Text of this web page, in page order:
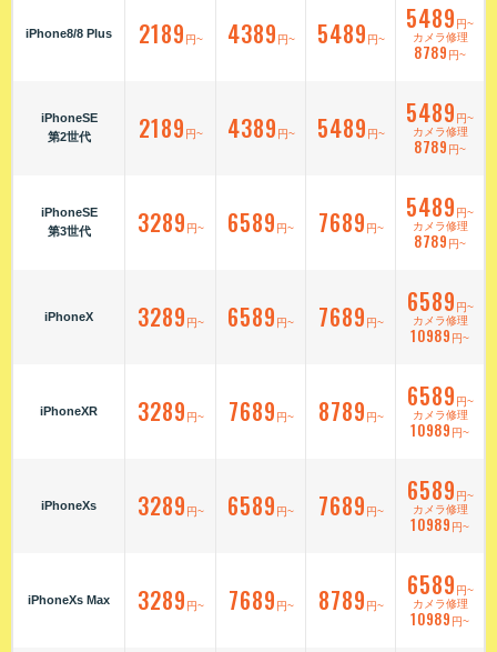
iPhone8/8 Plus
iPhoneSE
第2世代
iPhoneSE
第3世代
iPhoneX
iPhoneXR
iPhoneXs
iPhoneXs Max
2189 円~ 4389 円~ 5489 円~
5489 円~
カメラ修理
8789 円~
2189 円~ 4389 円~ 5489 円~
5489 円~
カメラ修理
8789 円~
3289 円~ 6589 円~ 7689 円~
5489 円~
カメラ修理
8789 円~
3289 円~ 6589 円~ 7689 円~
6589 円~
カメラ修理
10989 円~
3289 円~ 7689 円~ 8789 円~
6589 円~
カメラ修理
10989 円~
3289 円~ 6589 円~ 7689 円~
6589 円~
カメラ修理
10989 円~
3289 円~ 7689 円~ 8789 円~
6589 円~
カメラ修理
10989 円~